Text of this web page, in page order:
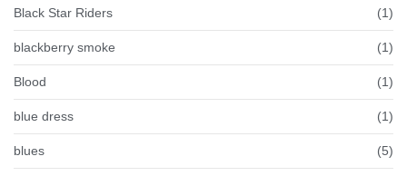
Black Star Riders (1)
blackberry smoke (1)
Blood (1)
blue dress (1)
blues (5)